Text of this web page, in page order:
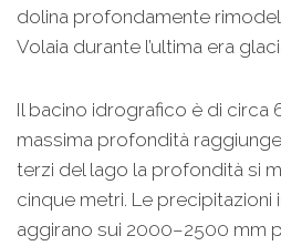
dolina profondamente
Volaia durante l’ultima era
Il bacino idrografico è di circa
massima profondità
terzi del lago la profondità si
cinque metri. Le precipitazioni
aggirano sui 2000–2500 mm